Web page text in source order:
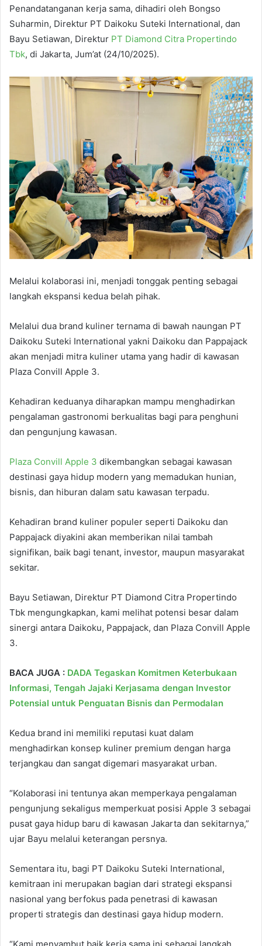
Penandatanganan kerja sama, dihadiri oleh Bongso
Suharmin, Direktur PT Daikoku Suteki International, dan
Bayu Setiawan, Direktur PT Diamond Citra Propertindo
Tbk, di Jakarta, Jum’at (24/10/2025).
Melalui kolaborasi ini, menjadi tonggak penting sebagai
langkah ekspansi kedua belah pihak.
Melalui dua brand kuliner ternama di bawah naungan PT
Daikoku Suteki International yakni Daikoku dan Pappajack
akan menjadi mitra kuliner utama yang hadir di kawasan
Plaza Convill Apple 3.
Kehadiran keduanya diharapkan mampu menghadirkan
pengalaman gastronomi berkualitas bagi para penghuni
dan pengunjung kawasan.
Plaza Convill Apple 3 dikembangkan sebagai kawasan
destinasi gaya hidup modern yang memadukan hunian,
bisnis, dan hiburan dalam satu kawasan terpadu.
Kehadiran brand kuliner populer seperti Daikoku dan
Pappajack diyakini akan memberikan nilai tambah
signifikan, baik bagi tenant, investor, maupun masyarakat
sekitar.
Bayu Setiawan, Direktur PT Diamond Citra Propertindo
Tbk mengungkapkan, kami melihat potensi besar dalam
sinergi antara Daikoku, Pappajack, dan Plaza Convill Apple
3.
BACA JUGA : DADA Tegaskan Komitmen Keterbukaan
Informasi, Tengah Jajaki Kerjasama dengan Investor
Potensial untuk Penguatan Bisnis dan Permodalan
Kedua brand ini memiliki reputasi kuat dalam
menghadirkan konsep kuliner premium dengan harga
terjangkau dan sangat digemari masyarakat urban.
“Kolaborasi ini tentunya akan memperkaya pengalaman
pengunjung sekaligus memperkuat posisi Apple 3 sebagai
pusat gaya hidup baru di kawasan Jakarta dan sekitarnya,”
ujar Bayu melalui keterangan persnya.
Sementara itu, bagi PT Daikoku Suteki International,
kemitraan ini merupakan bagian dari strategi ekspansi
nasional yang berfokus pada penetrasi di kawasan
properti strategis dan destinasi gaya hidup modern.